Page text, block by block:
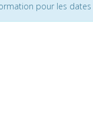
pour les